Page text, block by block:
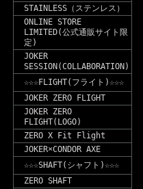
STAINLESS（ステンレス）
ONLINE STORE
LIMITED(公式通販サイト限
定)
JOKER
SESSION(COLLABORATION)
☆☆☆FLIGHT(フライト)☆☆☆
JOKER ZERO FLIGHT
JOKER ZERO
FLIGHT(LOGO)
ZERO X Fit Flight
JOKER×CONDOR AXE
☆☆☆SHAFT(シャフト)☆☆☆
ZERO SHAFT